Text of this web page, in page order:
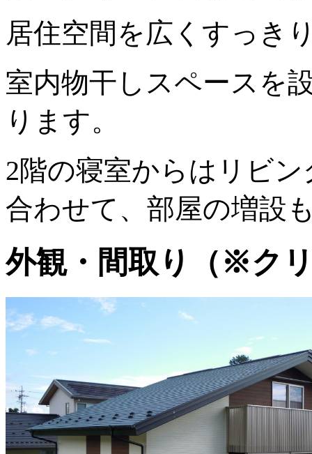
居住空間を広くすっき
室内物干しスペースを
ります。
2階の寝室からはリビ
合わせて、部屋の増設
外観・間取り（※ク